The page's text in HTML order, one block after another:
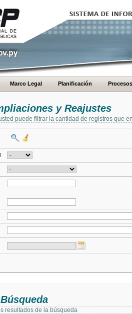
Marco Legal Planificación Procesos
y Reajustes
puede filtrar la cantidad de registros que
resultados de la búsqueda